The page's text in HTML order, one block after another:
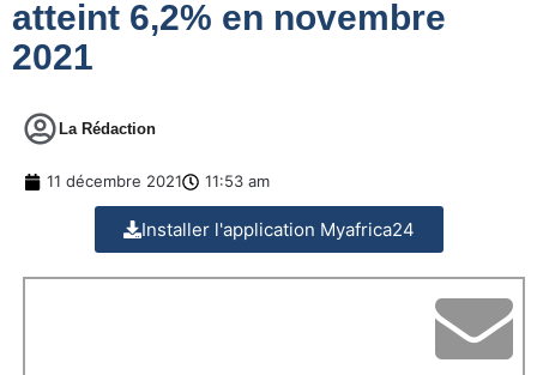
atteint 6,2% en novembre
2021
La Rédaction
11 décembre 2021 11:53 am
Installer l'application Myafrica24